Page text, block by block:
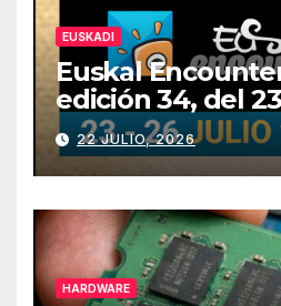
EUSKADI
Euskal
edición 34, del
julio
22 JULIO, 2026
HARDWARE